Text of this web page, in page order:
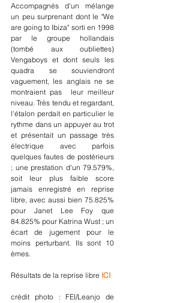
Accompagnés d'un mélange
un peu surprenant dont le "We
are going to Ibiza" sorti en 1998
par le groupe hollandais
(tombé aux oubliettes)
Vengaboys et dont seuls les
quadra se souviendront
vaguement, les anglais ne se
montraient pas  leur meilleur
niveau. Très tendu et regardant,
l'étalon perdait en particulier le
rythme dans un appuyer au trot
et présentait un passage très
électrique avec parfois
quelques fautes de postérieurs
; une prestation d'un 79.579%,
soit leur plus faible score
jamais enregistré en reprise
libre, avec aussi bien 75.825%
pour Janet Lee Foy que
84.825% pour Katrina Wust ; un
écart de jugement pour le
moins perturbant. Ils sont 10
èmes.
Résultats de la reprise libre ICI
crédit photo : FEI/Leanjo de